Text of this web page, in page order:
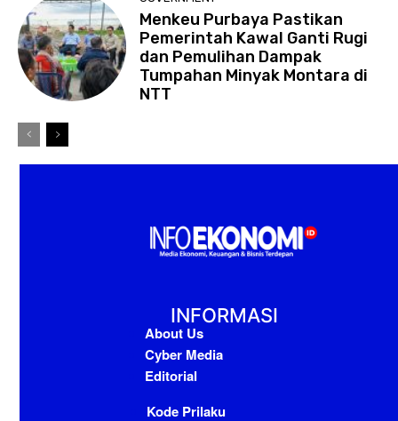
Menkeu Purbaya Pastikan
Pemerintah Kawal Ganti Rugi
dan Pemulihan Dampak
Tumpahan Minyak Montara di
NTT
INFORMASI
About Us
Cyber Media
Editorial
Kode Prilaku